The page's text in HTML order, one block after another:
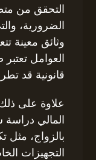
التحقق من
الضرورية،
وثائق معينة
العوامل
قانونية قد
علاوة على
المالي دراسة
بالزواج، مثل
التجهيزات